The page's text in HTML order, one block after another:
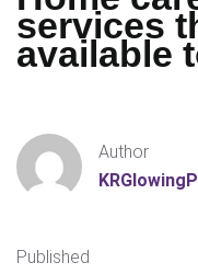
services
available
Author
Published